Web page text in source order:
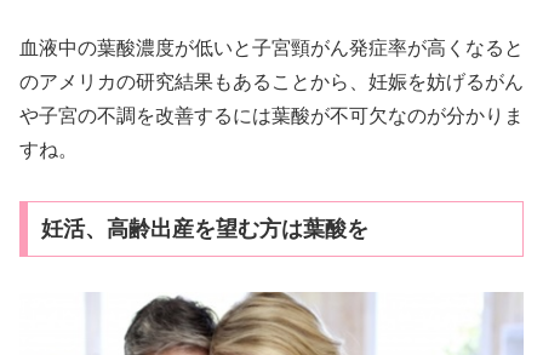
血液中の葉酸濃度が低いと子宮頸がん発症率が高くなると
のアメリカの研究結果もあることから、妊娠を妨げるがん
や子宮の不調を改善するには葉酸が不可欠なのが分かりま
すね。
妊活、高齢出産を望む方は葉酸を